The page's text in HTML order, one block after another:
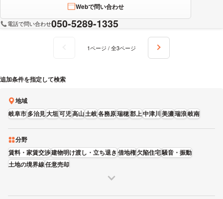
Webで問い合わせ
電話で問い合わせ050-5289-1335
1ページ / 全3ページ
追加条件を指定して検索
地域
岐阜市多治見大垣可児高山土岐各務原瑞穂郡上中津川美濃瑞浪岐南
分野
賃料・家賃交渉建物明け渡し・立ち退き 借地権欠陥住宅騒音・振動
土地の境界線任意売却